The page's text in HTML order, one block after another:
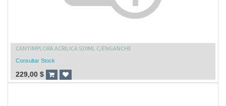
CANTIMPLORA ACRILICA 520ML C/ENGANCHE
Consultar Stock
229,00 $